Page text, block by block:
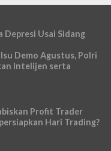
Depresi Usai Sidang
Demo Agustus, Polri
Intelijen serta
Profit Trader
Hari Trading?